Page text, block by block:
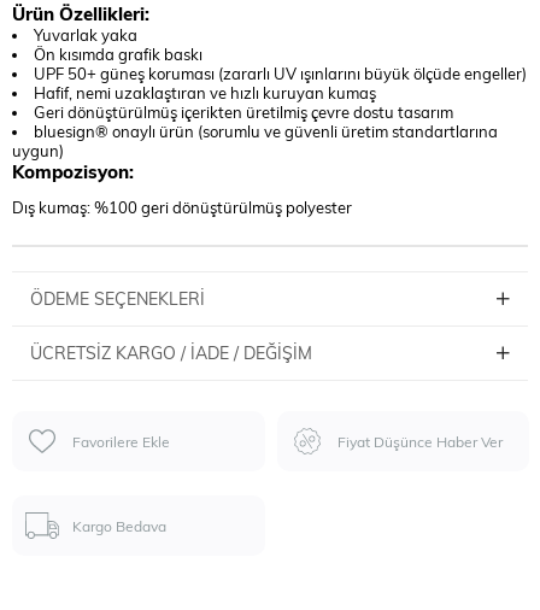
Ürün Özellikleri:
Yuvarlak yaka
Ön kısımda grafik baskı
UPF 50+ güneş koruması (zararlı UV ışınlarını büyük ölçüde engeller)
Hafif, nemi uzaklaştıran ve hızlı kuruyan kumaş
Geri dönüştürülmüş içerikten üretilmiş çevre dostu tasarım
bluesign® onaylı ürün (sorumlu ve güvenli üretim standartlarına
uygun)
Kompozisyon:
Dış kumaş: %100 geri dönüştürülmüş polyester
ÖDEME SEÇENEKLERI
ÜCRETSIZ KARGO / İADE / DEĞIŞIM
Favorilere Ekle Fiyat Düşünce Haber Ver
Kargo Bedava